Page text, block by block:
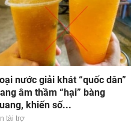
nước giải khát “quốc dân”
âm thầm “hại” bàng
khiến số...
tài trợ